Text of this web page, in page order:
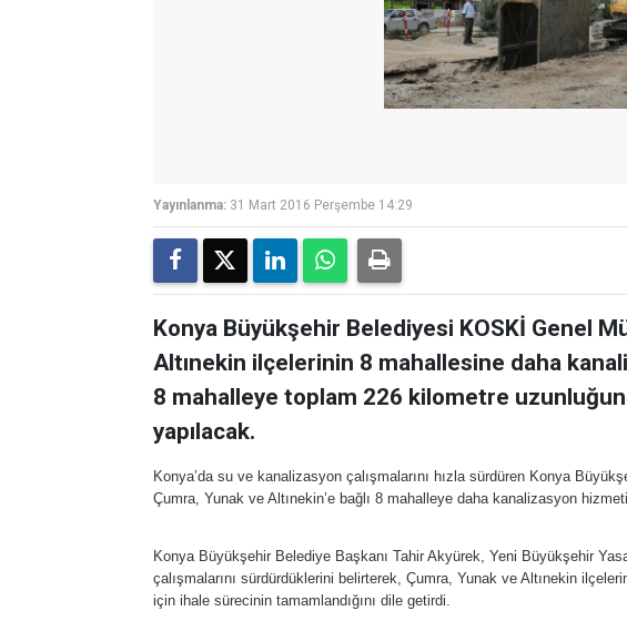
Yayınlanma: 31 Mart 2016 Perşembe 14:29
Konya Büyükşehir Belediyesi KOSKİ Genel
Altınekin ilçelerinin 8 mahallesine daha
8 mahalleye toplam 226 kilometre
yapılacak.
Konya’da su ve kanalizasyon çalışmalarını hızla sürdüren Konya
Çumra, Yunak ve Altınekin’e bağlı 8 mahalleye daha kanalizasyon hizmeti
Konya Büyükşehir Belediye Başkanı Tahir Akyürek, Yeni Büyükşehir
çalışmalarını sürdürdüklerini belirterek, Çumra, Yunak ve Altınekin
için ihale sürecinin tamamlandığını dile getirdi.